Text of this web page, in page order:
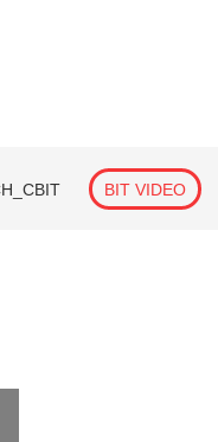
BIT VIDEO